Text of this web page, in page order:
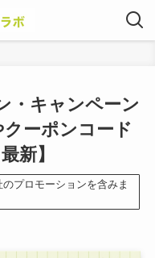
・キャンペーン
ーポンコード
新】
プロモーションを含みま